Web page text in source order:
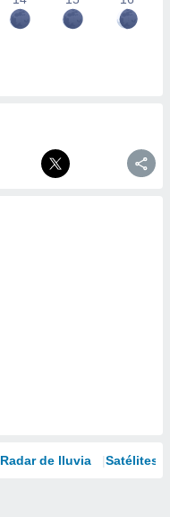
Radar de lluvia Satélites